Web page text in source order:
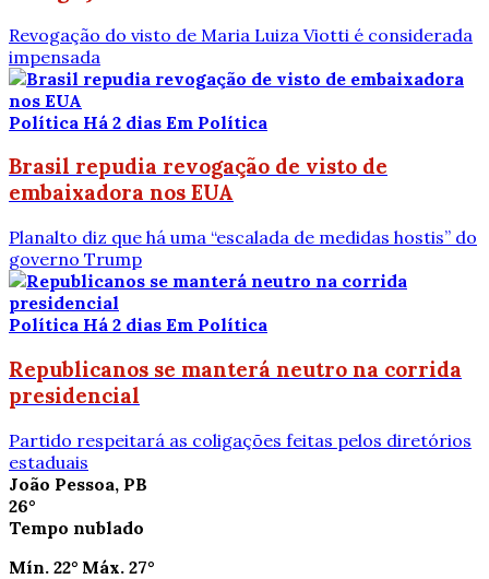
Revogação do visto de Maria Luiza Viotti é considerada
impensada
Política Há 2 dias Em Política
Brasil repudia revogação de visto de
embaixadora nos EUA
Planalto diz que há uma “escalada de medidas hostis” do
governo Trump
Política Há 2 dias Em Política
Republicanos se manterá neutro na corrida
presidencial
Partido respeitará as coligações feitas pelos diretórios
estaduais
João Pessoa, PB
26°
Tempo nublado
Mín. 22° Máx. 27°